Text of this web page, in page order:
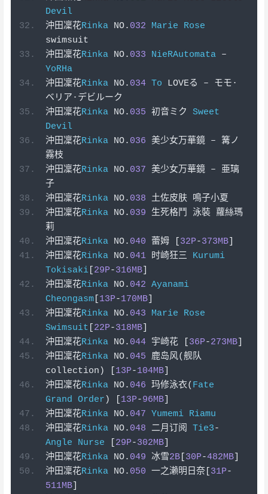
Devil
沖田凜花Rinka NO. 032 Marie
Rose
swimsuit
沖田凜花Rinka NO. 033 NieRAutomata
–
YoRHa
沖田凜花Rinka NO. 034 To LOVEる –
モモ·
ベリア·デビルーク
沖田凜花Rinka NO. 035 初音ミク
Sweet
Devil
沖田凜花Rinka NO. 036 美少女万華鏡 –
篝ノ
霧枝
沖田凜花Rinka NO. 037 美少女万華鏡 – 亜璃
子
沖田凜花Rinka NO. 038 土佐皮肤
鳴子小夏
沖田凜花Rinka NO. 039 生死格鬥 泳裝
蘿絲瑪
莉
沖田凜花Rinka NO. 040 蕾姆 32P-373MB]
沖田凜花Rinka NO. 041 时崎狂三
Kurumi
Tokisaki[ 29P-316MB]
沖田凜花Rinka NO. 042 Ayanami
Cheongasm[ 13P-170MB]
沖田凜花Rinka NO. 043 Marie
Rose
Swimsuit
22P-318MB]
沖田凜花Rinka NO. 044 宇崎花 36P-273MB]
沖田凜花Rinka NO. 045 鹿岛风(舰队
collection ) 13P-104MB]
沖田凜花Rinka NO. 046 玛修泳衣( Fate
Grand Order ) 13P-96MB]
沖田凜花Rinka NO. 047 Yumemi
Riamu
沖田凜花Rinka NO. 048 二月订阅 Tie3-
Angle
Nurse 29P-302MB]
沖田凜花Rinka NO. 049 冰雪2B[ 30P-482MB]
沖田凜花Rinka NO. 050 一之瀨明日奈[ 31P-
511MB]